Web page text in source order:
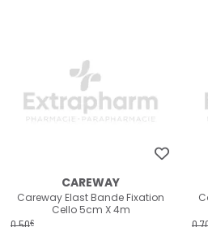
CAREWAY
Careway Elast Bande Fixation
Cello 5cm X 4m
€